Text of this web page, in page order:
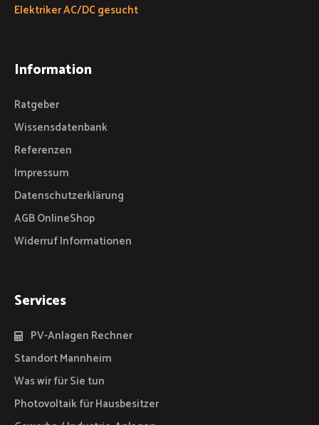
Elektriker AC/DC gesucht
Information
Ratgeber
Wissensdatenbank
Referenzen
Impressum
Datenschutzerklärung
AGB OnlineShop
Widerruf Informationen
Services
PV-Anlagen Rechner
Standort Mannheim
Was wir für Sie tun
Photovoltaik für Hausbesitzer